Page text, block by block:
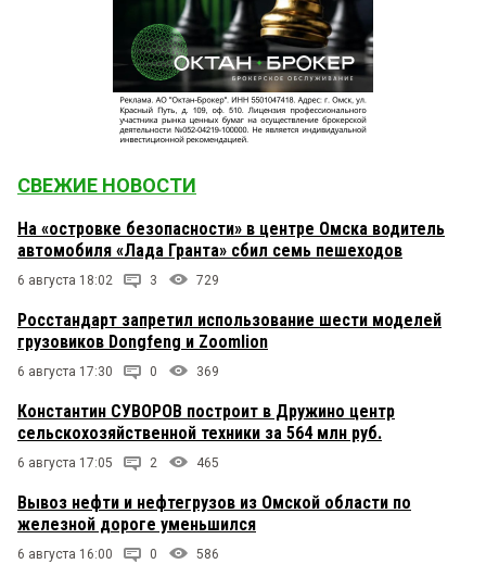
СВЕЖИЕ НОВОСТИ
На «островке безопасности» в центре Омска водитель
автомобиля «Лада Гранта» сбил семь пешеходов
6 августа 18:02 3 729
Росстандарт запретил использование шести моделей
грузовиков Dongfeng и Zoomlion
6 августа 17:30 0 369
Константин СУВОРОВ построит в Дружино центр
сельскохозяйственной техники за 564 млн руб.
6 августа 17:05 2 465
Вывоз нефти и нефтегрузов из Омской области по
железной дороге уменьшился
6 августа 16:00 0 586